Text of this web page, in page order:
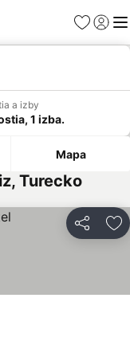
Obľúbené
a izby
1 izba.
Mapa
Turecko
Zdieľať